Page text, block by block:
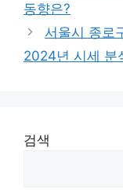
동향은?
서울시 종로
2024년 시세 분
검색